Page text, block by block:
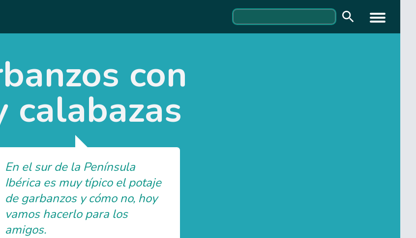
con
calabazas
En el sur de la Península
Ibérica es muy típico el potaje
de garbanzos y cómo no, hoy
vamos hacerlo para los
amigos.